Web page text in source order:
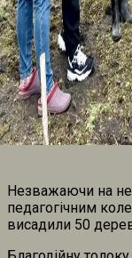
Незважаючи на
педагогічним
висадили 50